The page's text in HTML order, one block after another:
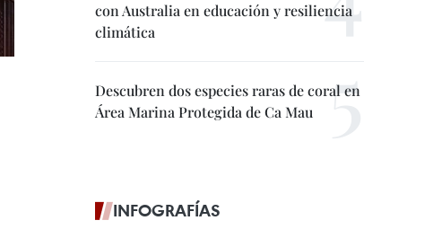
con Australia en educación y resiliencia
climática
Descubren dos especies raras de coral en
Área Marina Protegida de Ca Mau
INFOGRAFÍAS